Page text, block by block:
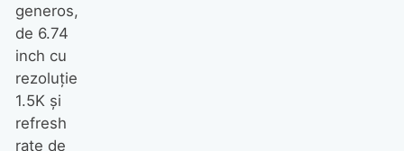
generos,
de 6.74
inch cu
rezoluţie
1.5K şi
refresh
rate de